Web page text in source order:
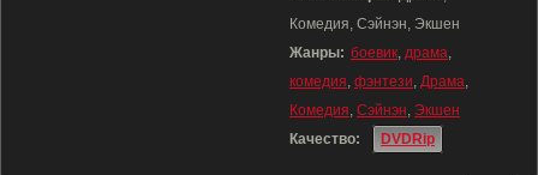
Комедия, Сэйнэн, Экшен
Жанры: боевик, драма,
комедия, фэнтези, Драма,
Комедия, Сэйнэн, Экшен
Качество:
DVDRip